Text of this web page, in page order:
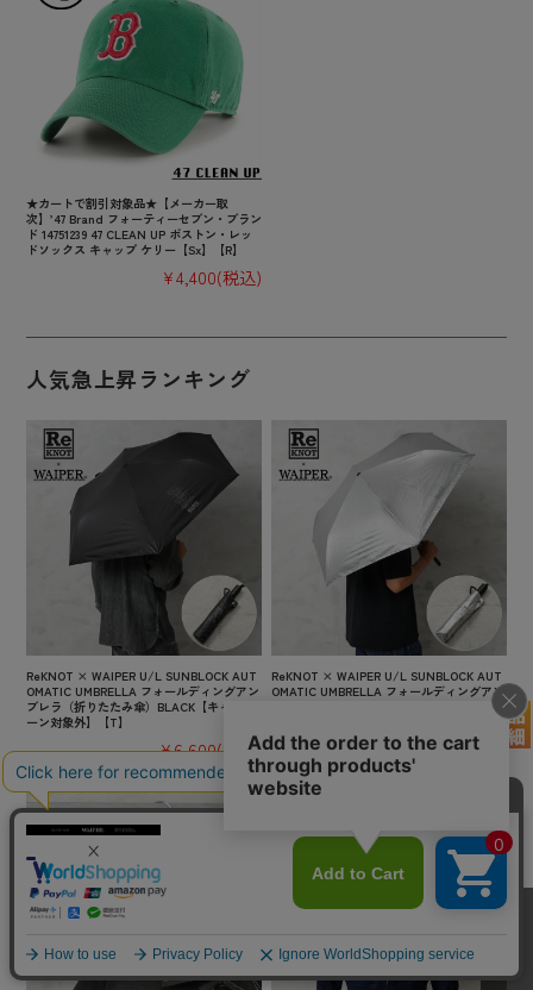
★カートで割引対象品★【メーカー取
次】’47 Brand フォーティーセブン・ブラン
ド 14751239 47 CLEAN UP ボストン・レッ
ドソックス キャップ ケリー【Sx】【R】
¥4,400(税込)
人気急上昇ランキング
ReKNOT × WAIPER U/L SUNBLOCK AUT
OMATIC UMBRELLA フォールディングアン
ブレラ（折りたたみ傘）BLACK【キャンペ
ーン対象外】【T】
¥6,600(税込)
ReKNOT × WAIPER U/L SUNBLOCK AUT
OMATIC UMBRELLA フォールディングアン
ブレラ（折りたたみ傘）SILVER【キャンペ
¥6,600(税込)